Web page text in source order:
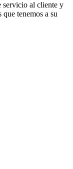
servicio al cliente y
tenemos a su